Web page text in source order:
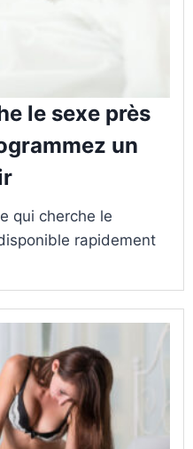
le sexe près
un
qui cherche le
rapidement